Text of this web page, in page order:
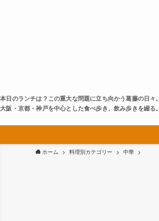
本日のランチは？この重大な問題に立ち向かう葛藤の日々。
大阪・京都・神戸を中心とした食べ歩き、飲み歩きを綴る。
ホーム 料理別カテゴリー 中華